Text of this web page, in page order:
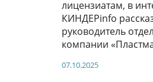
лицензиатам, в
КИНДЕРinfo
руководитель
компании
07.10.2025